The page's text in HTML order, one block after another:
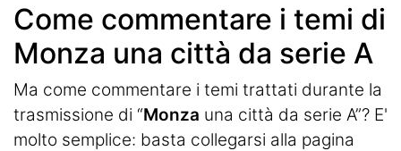
Come commentare i temi di
Monza una città da serie A
Ma come commentare i temi trattati durante la
trasmissione di “Monza una città da serie A”? E'
molto semplice: basta collegarsi alla pagina